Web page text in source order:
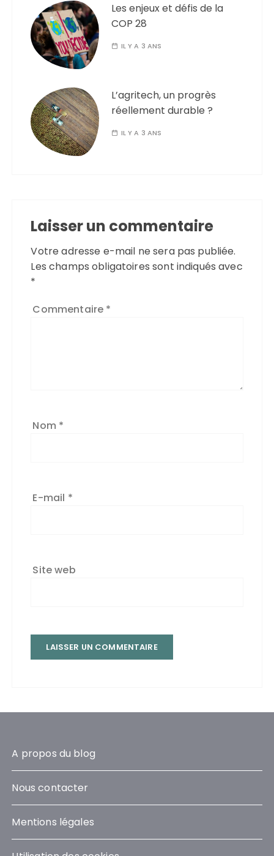
Les enjeux et défis de la
COP 28
IL Y A 3 ANS
L’agritech, un progrès
réellement durable ?
IL Y A 3 ANS
Laisser un commentaire
Votre adresse e-mail ne sera pas publiée.
Les champs obligatoires sont indiqués avec
*
Commentaire *
Nom *
E-mail *
Site web
A propos du blog
Nous contacter
Mentions légales